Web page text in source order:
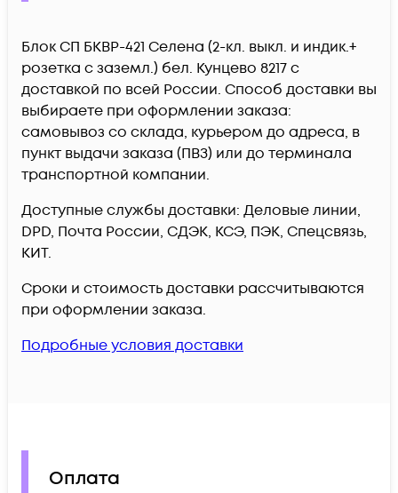
Блок СП БКВР-421 Селена (2-кл. выкл. и индик.+
розетка с заземл.) бел. Кунцево 8217 c
доставкой по всей России. Способ доставки вы
выбираете при оформлении заказа:
самовывоз со склада, курьером до адреса, в
пункт выдачи заказа (ПВЗ) или до терминала
транспортной компании.
Доступные службы доставки: Деловые линии,
DPD, Почта России, СДЭК, КСЭ, ПЭК, Спецсвязь,
КИТ.
Сроки и стоимость доставки рассчитываются
при оформлении заказа.
Подробные условия доставки
Оплата